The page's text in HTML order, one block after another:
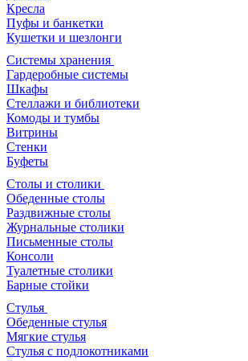
Кресла
Пуфы и банкетки
Кушетки и шезлонги
Системы хранения
Гардеробные системы
Шкафы
Стеллажи и библиотеки
Комоды и тумбы
Витрины
Стенки
Буфеты
Столы и столики
Обеденные столы
Раздвижные столы
Журнальные столики
Письменные столы
Консоли
Туалетные столики
Барные стойки
Стулья
Обеденные стулья
Мягкие стулья
Стулья с подлокотниками